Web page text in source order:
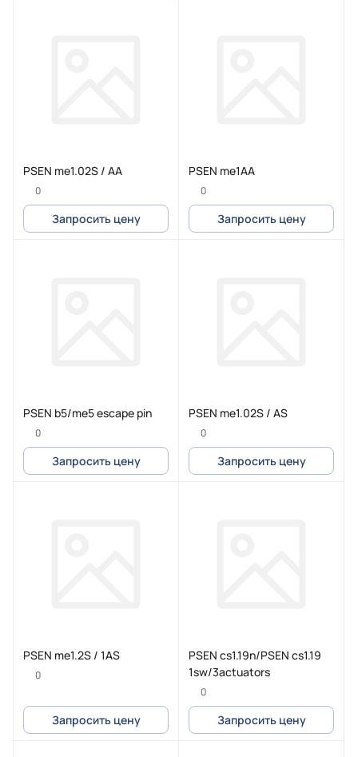
PSEN me1.02S / AA
0
Запросить цену
PSEN me1AA
0
Запросить цену
PSEN b5/me5 escape pin
0
Запросить цену
PSEN me1.02S / AS
0
Запросить цену
PSEN me1.2S / 1AS
0
Запросить цену
PSEN cs1.19n/PSEN cs1.19
1sw/3actuators
0
Запросить цену